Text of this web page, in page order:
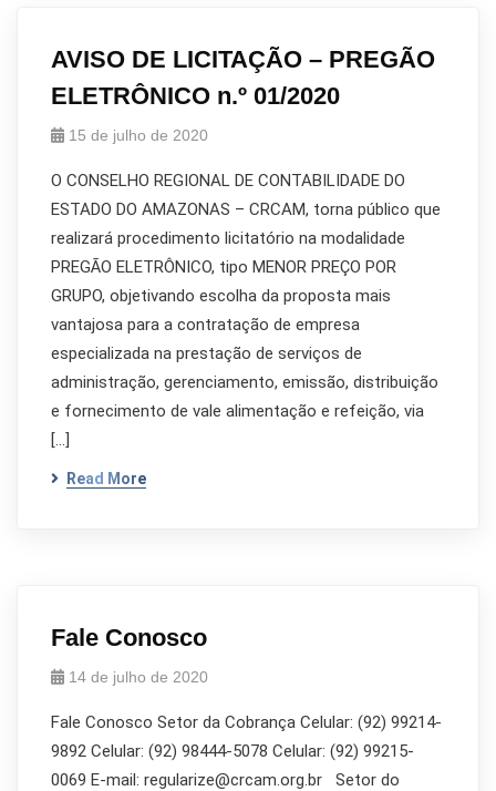
AVISO DE LICITAÇÃO – PREGÃO
ELETRÔNICO n.º 01/2020
15 de julho de 2020
O CONSELHO REGIONAL DE CONTABILIDADE DO
ESTADO DO AMAZONAS – CRCAM, torna público que
realizará procedimento licitatório na modalidade
PREGÃO ELETRÔNICO, tipo MENOR PREÇO POR
GRUPO, objetivando escolha da proposta mais
vantajosa para a contratação de empresa
especializada na prestação de serviços de
administração, gerenciamento, emissão, distribuição
e fornecimento de vale alimentação e refeição, via
[…]
Read More
Fale Conosco
14 de julho de 2020
Fale Conosco Setor da Cobrança Celular: (92) 99214-
9892 Celular: (92) 98444-5078 Celular: (92) 99215-
0069 E-mail: regularize@crcam.org.br Setor do